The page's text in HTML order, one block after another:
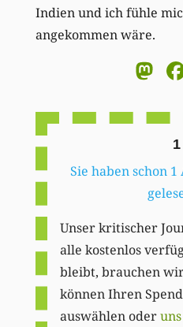
Indien und ich fühle
angekommen wäre.
1
Sie haben schon
Unser kritischer
alle kostenlos
bleibt, brauchen
können Ihren
auswählen oder